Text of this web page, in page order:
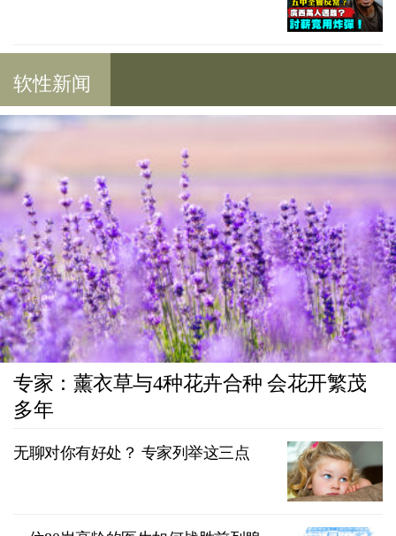
软性新闻
专家：薰衣草与4种花卉合种 会花开繁茂
多年
无聊对你有好处？ 专家列举这三点